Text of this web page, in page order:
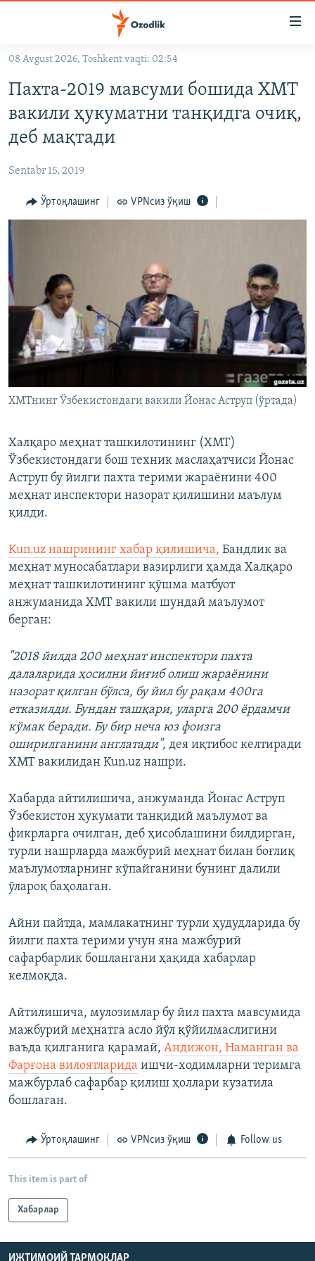
Асосий
ўтинг
Қидиришга
OZODARXIV
На русском
ИЖТИМОИЙ ТАРМОҚЛАР
Озодлик бошқа тилларда
08 Avgust 2026, Toshkent vaqti: 02:54
Пахта-2019 мавсуми бошида ХМТ
вакили ҳукуматни танқидга очиқ,
деб мақтади
Sentabr 15, 2019
Ўртоқлашинг VPNсиз ўқиш
ХМТнинг Ўзбекистондаги вакили Йонас Аструп (ўртада)
Халқаро меҳнат ташкилотининг (ХМТ)
Ўзбекистондаги бош техник маслаҳатчиси Йонас
Аструп бу йилги пахта терими жараёнини 400
меҳнат инспектори назорат қилишини маълум
қилди.
Kun.uz нашрининг хабар қилишича, Бандлик ва
меҳнат муносабатлари вазирлиги ҳамда Халқаро
меҳнат ташкилотининг қўшма матбуот
анжуманида ХМТ вакили шундай маълумот
берган:
"2018 йилда 200 меҳнат инспектори пахта
далаларида ҳосилни йиғиб олиш жараёнини
назорат қилган бўлса, бу йил бу рақам 400га
етказилди. Бундан ташқари, уларга 200 ёрдамчи
кўмак беради. Бу бир неча юз фоизга
оширилганини англатади", дея иқтибос келтиради
ХМТ вакилидан Kun.uz нашри.
Хабарда айтилишича, анжуманда Йонас Аструп
Ўзбекистон ҳукумати танқидий маълумот ва
фикрларга очилган, деб ҳисоблашини билдирган,
турли нашрларда мажбурий меҳнат билан боғлиқ
маълумотларнинг кўпайганини бунинг далили
ўлароқ баҳолаган.
Айни пайтда, мамлакатнинг турли ҳудудларида бу
йилги пахта терими учун яна мажбурий
сафарбарлик бошлангани ҳақида хабарлар
келмоқда.
Айтилишича, мулозимлар бу йил пахта мавсумида
мажбурий меҳнатга асло йўл қўйилмаслигини
ваъда қилганига қарамай, Андижон, Наманган ва
Фарғона вилоятларида ишчи-ходимларни теримга
мажбурлаб сафарбар қилиш ҳоллари кузатила
бошлаган.
Ўртоқлашинг VPNсиз ўқиш Follow us
This item is part of
Хабарлар
ИЖТИМОИЙ ТАРМОҚЛАР